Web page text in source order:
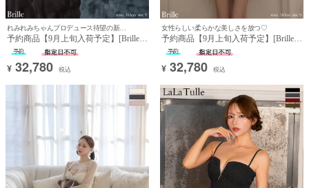
れみれみちゃんプロデュース待望の新作登場♡
予約商品【9月上旬入荷予定】[Brille/
ブリエ] 高級 ブランド タイトミニド
レス 長袖 レース ボレロ付き 谷間 キ
ャミソール 裾フリル ティアード
¥ 32,780 税込
女性らしい柔らかな美しさを放つ♡
予約商品【9月上旬入荷予定】[Brille/
ブリエ] 高級 ブランド タイトミニド
レス 長袖 レース ボレロ付き 谷間 キ
ャミソール 裾フリル ティアード
¥ 32,780 税込